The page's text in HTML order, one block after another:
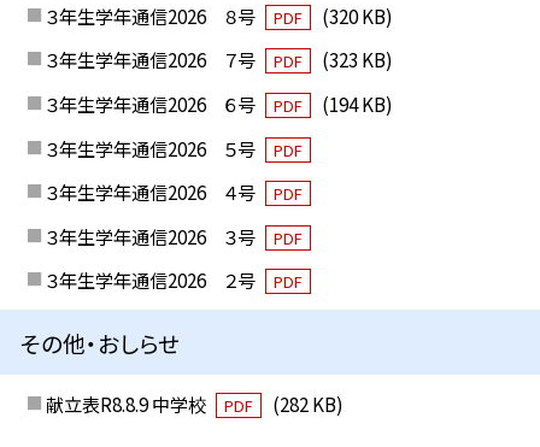
３年生学年通信2026 ８号
PDF
(320 KB)
３年生学年通信2026 ７号
PDF
(323 KB)
３年生学年通信2026 ６号
PDF
(194 KB)
３年生学年通信2026 ５号
PDF
３年生学年通信2026 ４号 PDF
３年生学年通信2026 ３号 PDF
３年生学年通信2026 ２号 PDF
その他・おしらせ
献立表R8.8.9 中学校 PDF (282 KB)